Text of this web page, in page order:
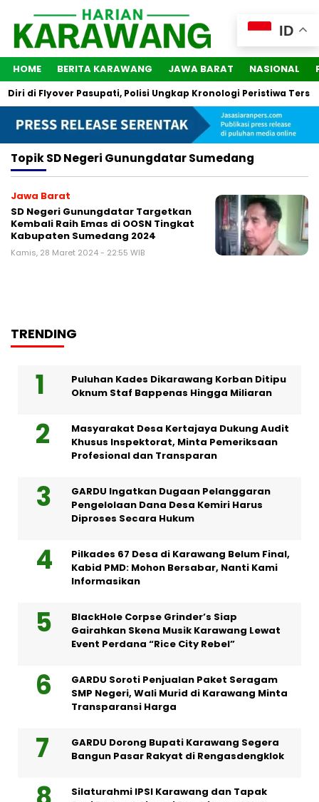
HOME BERITA KARAWANG JAWA BARAT NASIONAL
di Flyover Pasupati, Polisi Ungkap Kronologi Peristiwa
TopikSD Negeri Gunungdatar Sumedang
Jawa Barat
SD Negeri Gunungdatar Targetkan
Kembali Raih Emas di OOSN Tingkat
Kabupaten Sumedang 2024
Kamis, 28 Maret 2024 - 22:55 WIB
TRENDING
Puluhan Kades Dikarawang Korban Ditipu
Oknum Staf Bappenas Hingga Miliaran
Masyarakat Desa Kertajaya Dukung Audit
Khusus Inspektorat, Minta Pemeriksaan
Profesional dan Transparan
GARDU Ingatkan Dugaan Pelanggaran
Pengelolaan Dana Desa Kemiri Harus
Diproses Secara Hukum
Pilkades 67 Desa di Karawang Belum Final,
Kabid PMD: Mohon Bersabar, Nanti Kami
Informasikan
BlackHole Corpse Grinder’s Siap
Gairahkan Skena Musik Karawang Lewat
Event Perdana “Rice City Rebel”
GARDU Soroti Penjualan Paket Seragam
SMP Negeri, Wali Murid di Karawang Minta
Transparansi Harga
GARDU Dorong Bupati Karawang Segera
Bangun Pasar Rakyat di Rengasdengklok
Silaturahmi IPSI Karawang dan Tapak
ID